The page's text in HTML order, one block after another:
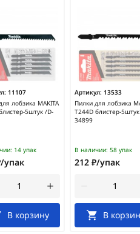
11107
лобзика MAKITA
5штук /D-
14 упак
упак
В корзину
Артикул: 13533
Пилки для лобзика
T244D блистер-
34899
В наличии: 58 упак
212 ₽/упак
В